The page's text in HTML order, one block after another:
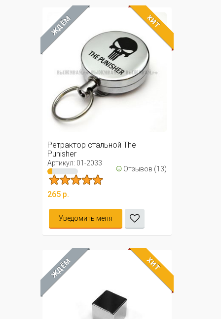
ЖДЁМ ХИТ
Ретрактор стальной The
Punisher
Артикул: 01-2033 ☺ Отзывов (13)
265 р.
Уведомить меня
ЖДЁМ ХИТ